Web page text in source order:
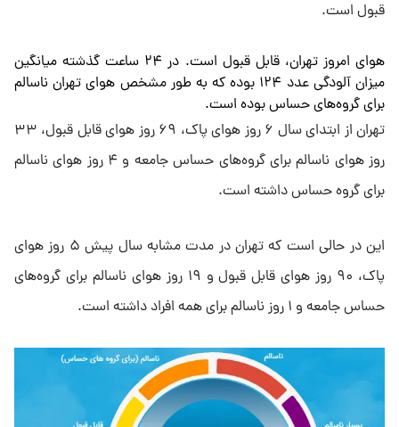
قبول است.
هوای امروز تهران، قابل قبول است. در ۲۴ ساعت گذشته میانگین
میزان آلودگی عدد ۱۲۴ بوده که به طور مشخص هوای تهران ناسالم
برای گروه‌های حساس بوده است.
تهران از ابتدای سال ۶ روز هوای پاک، ۶۹ روز هوای قابل قبول، ۳۳
روز هوای ناسالم برای گروه‌های حساس جامعه و ۴ روز هوای ناسالم
برای گروه حساس داشته است.
این در حالی است که تهران در مدت مشابه سال پیش ۵ روز هوای
پاک، ۹۰ روز هوای قابل قبول و ۱۹ روز هوای ناسالم برای گروه‌های
حساس جامعه و ۱ روز ناسالم برای همه افراد داشته است.